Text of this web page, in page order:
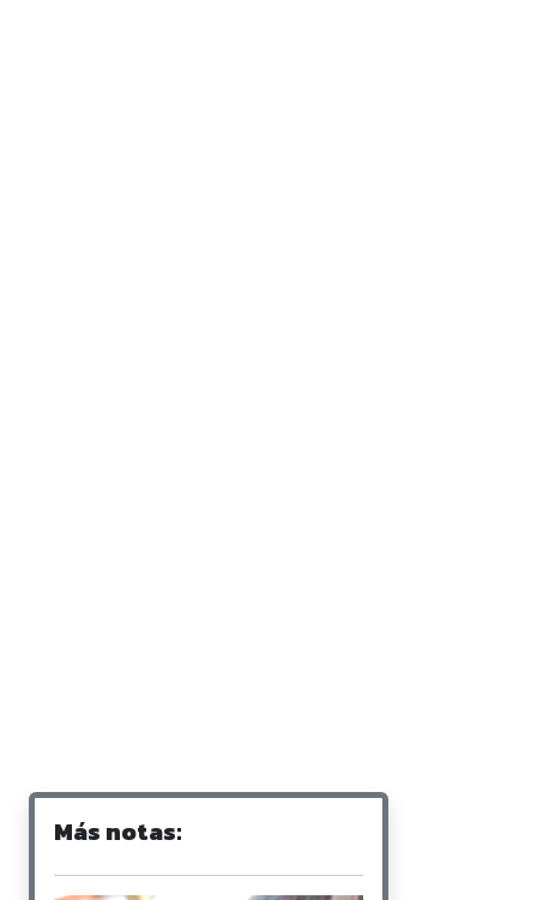
Más notas: